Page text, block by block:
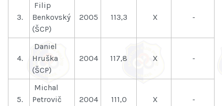
3.
Filip
Benkovský
(ŠCP)
2005 113,3 X -
4.
Daniel
Hruška
(ŠCP)
2004 117,8 X -
5.
Michal
Petrovič
2004 111,0 X -